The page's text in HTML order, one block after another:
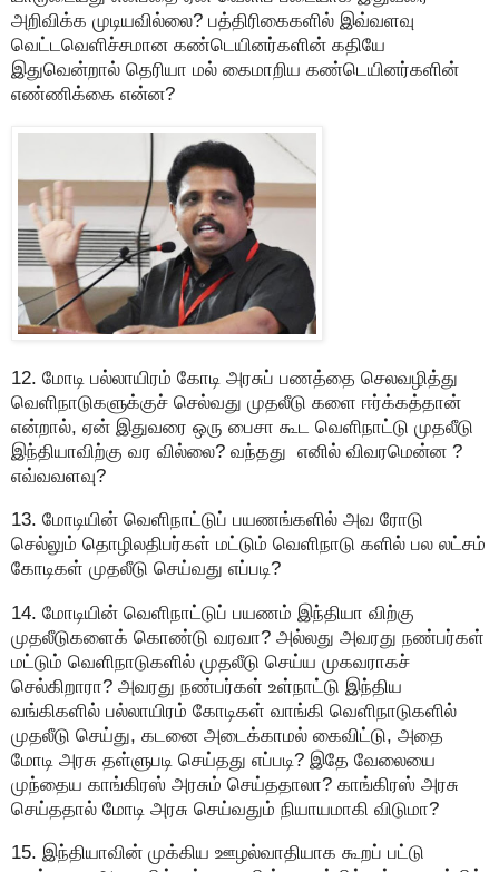
அறிவிக்க முடியவில்லை? பத்திரிகைகளில் இவ்வளவு
வெட்டவெளிச்சமான கண்டெயினர்களின் கதியே
இதுவென்றால் தெரியா மல் கைமாறிய கண்டெயினர்களின்
எண்ணிக்கை என்ன?
12. மோடி பல்லாயிரம் கோடி அரசுப் பணத்தை செலவழித்து
வெளிநாடுகளுக்குச் செல்வது முதலீடு களை ஈர்க்கத்தான்
என்றால், ஏன் இதுவரை ஒரு பைசா கூட வெளிநாட்டு முதலீடு
இந்தியாவிற்கு வர வில்லை? வந்தது எனில் விவரமென்ன ?
எவ்வவளவு?
13. மோடியின் வெளிநாட்டுப் பயணங்களில் அவ ரோடு
செல்லும் தொழிலதிபர்கள் மட்டும் வெளிநாடு களில் பல லட்சம்
கோடிகள் முதலீடு செய்வது எப்படி?
14. மோடியின் வெளிநாட்டுப் பயணம் இந்தியா விற்கு
முதலீடுகளைக் கொண்டு வரவா? அல்லது அவரது நண்பர்கள்
மட்டும் வெளிநாடுகளில் முதலீடு செய்ய முகவராகச்
செல்கிறாரா? அவரது நண்பர்கள் உள்நாட்டு இந்திய
வங்கிகளில் பல்லாயிரம் கோடிகள் வாங்கி வெளிநாடுகளில்
முதலீடு செய்து, கடனை அடைக்காமல் கைவிட்டு, அதை
மோடி அரசு தள்ளுபடி செய்தது எப்படி? இதே வேலையை
முந்தைய காங்கிரஸ் அரசும் செய்ததாலா? காங்கிரஸ் அரசு
செய்ததால் மோடி அரசு செய்வதும் நியாயமாகி விடுமா?
15. இந்தியாவின் முக்கிய ஊழல்வாதியாக கூறப் பட்டு